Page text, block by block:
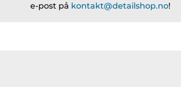
e-post på kontakt@detailshop.no!